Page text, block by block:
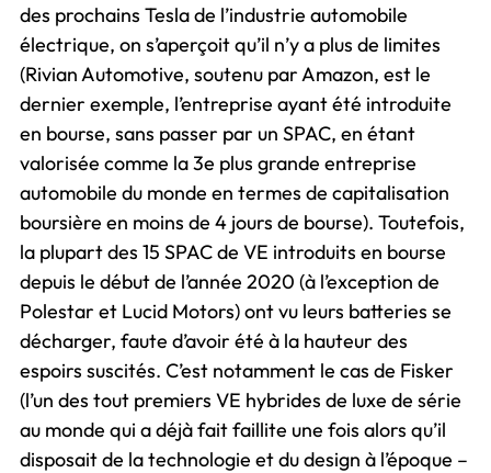
des prochains Tesla de l’industrie automobile
électrique, on s’aperçoit qu’il n’y a plus de limites
(Rivian Automotive, soutenu par Amazon, est le
dernier exemple, l’entreprise ayant été introduite
en bourse, sans passer par un SPAC, en étant
valorisée comme la 3e plus grande entreprise
automobile du monde en termes de capitalisation
boursière en moins de 4 jours de bourse). Toutefois,
la plupart des 15 SPAC de VE introduits en bourse
depuis le début de l’année 2020 (à l’exception de
Polestar et Lucid Motors) ont vu leurs batteries se
décharger, faute d’avoir été à la hauteur des
espoirs suscités. C’est notamment le cas de Fisker
(l’un des tout premiers VE hybrides de luxe de série
au monde qui a déjà fait faillite une fois alors qu’il
disposait de la technologie et du design à l’époque –